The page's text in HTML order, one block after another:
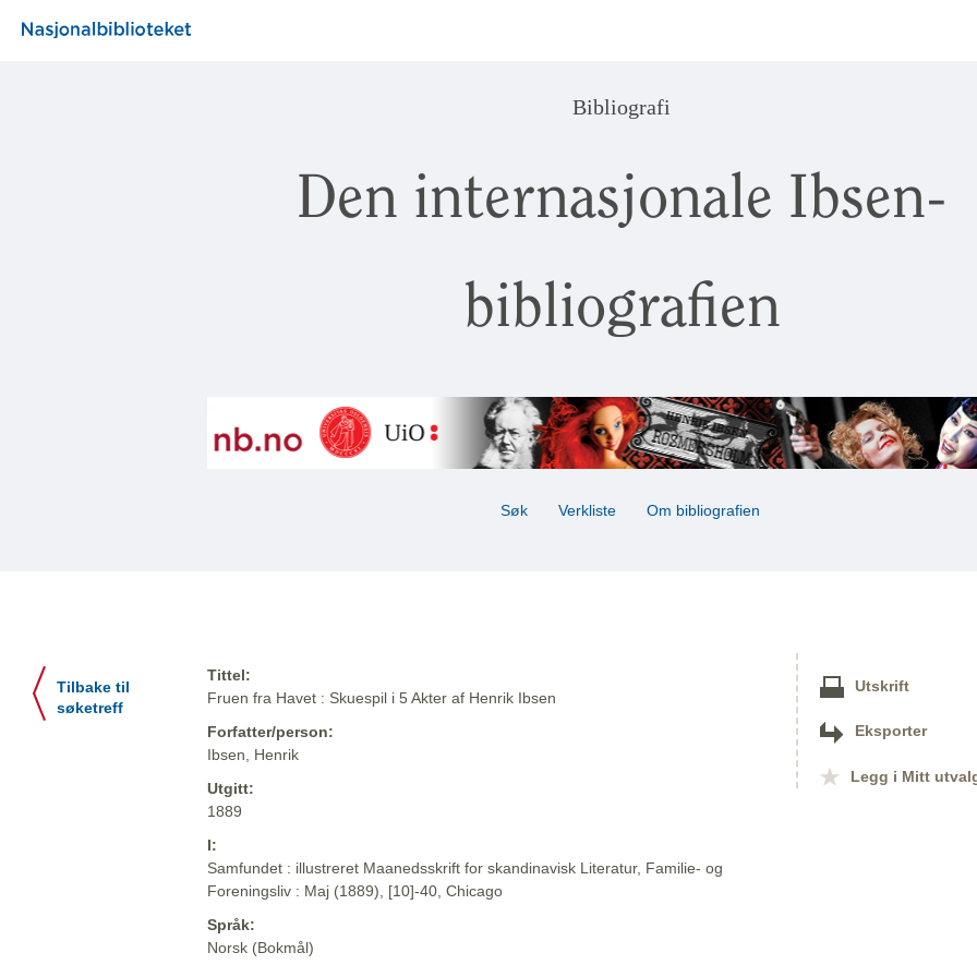
Bibliografi
Den internasjonale Ibsen-
bibliografien
Søk Verkliste Om bibliografien
Tilbake til
søketreff
Tittel:
Fruen fra Havet : Skuespil i 5 Akter af Henrik Ibsen
Forfatter/person:
Ibsen, Henrik
Utgitt:
1889
I:
Samfundet : illustreret Maanedsskrift for skandinavisk Literatur, Familie- og
Foreningsliv : Maj (1889), [10]-40, Chicago
Språk:
Norsk (Bokmål)
Utskrift
Eksporter
Legg i Mitt